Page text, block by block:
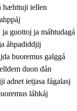
hæhttuji iellen
guottoj ja máhtudagá
åhpadiddjij
buoremus galggá
duon dán
adnet ietjasa fágalasj
láhkáj